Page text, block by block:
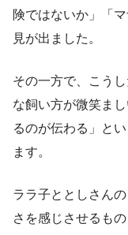
険ではないか」「
見が出ました。
その一方で、こう
な飼い方が微笑ま
るのが伝わる」と
ます。
ララ子ととしさん
さを感じさせるも